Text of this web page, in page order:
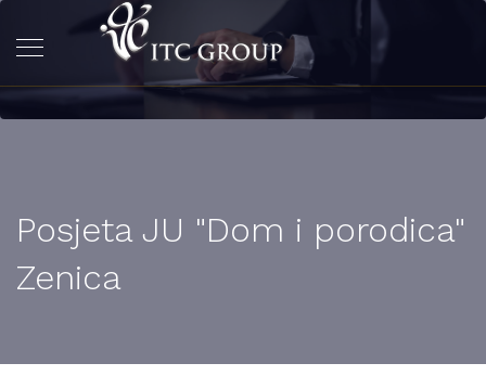
Posjeta JU "Dom i porodica"
Zenica